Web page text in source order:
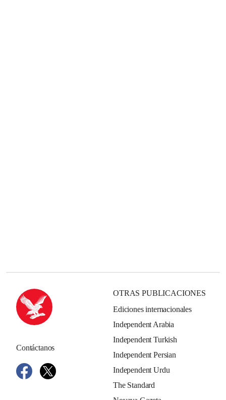
Contáctanos
OTRAS PUBLICACIONES
Ediciones internacionales
Independent Arabia
Independent Turkish
Independent Persian
Independent Urdu
The Standard